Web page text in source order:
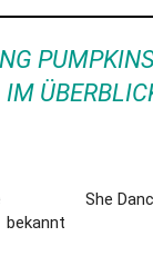
IM
bekannt
She